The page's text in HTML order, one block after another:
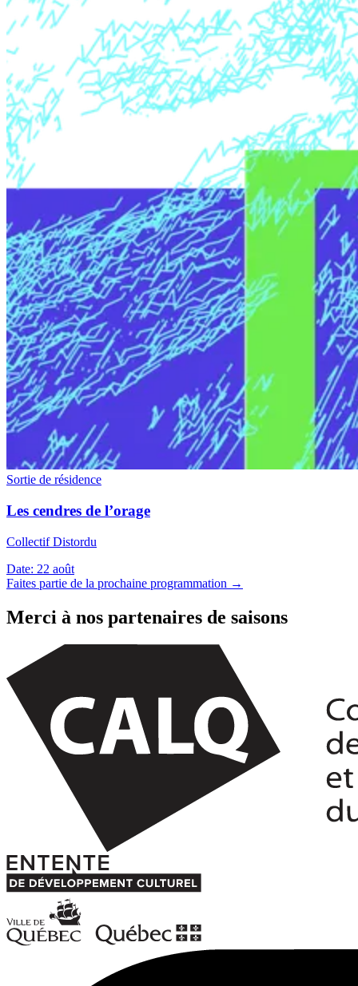
Sortie de résidence
Les cendres de l’orage
Collectif Distordu
Date: 22 août
Faites partie de la prochaine programmation →
Merci à nos partenaires de saisons